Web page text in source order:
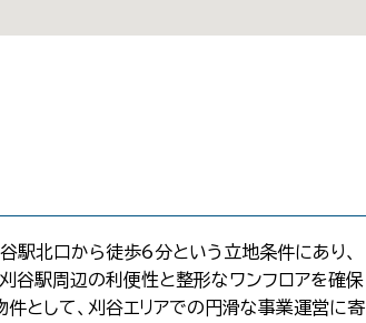
北口から徒歩6分という立地条件にあり、
谷駅周辺の利便性と整形なワンフロアを確保
として、刈谷エリアでの円滑な事業運営に寄